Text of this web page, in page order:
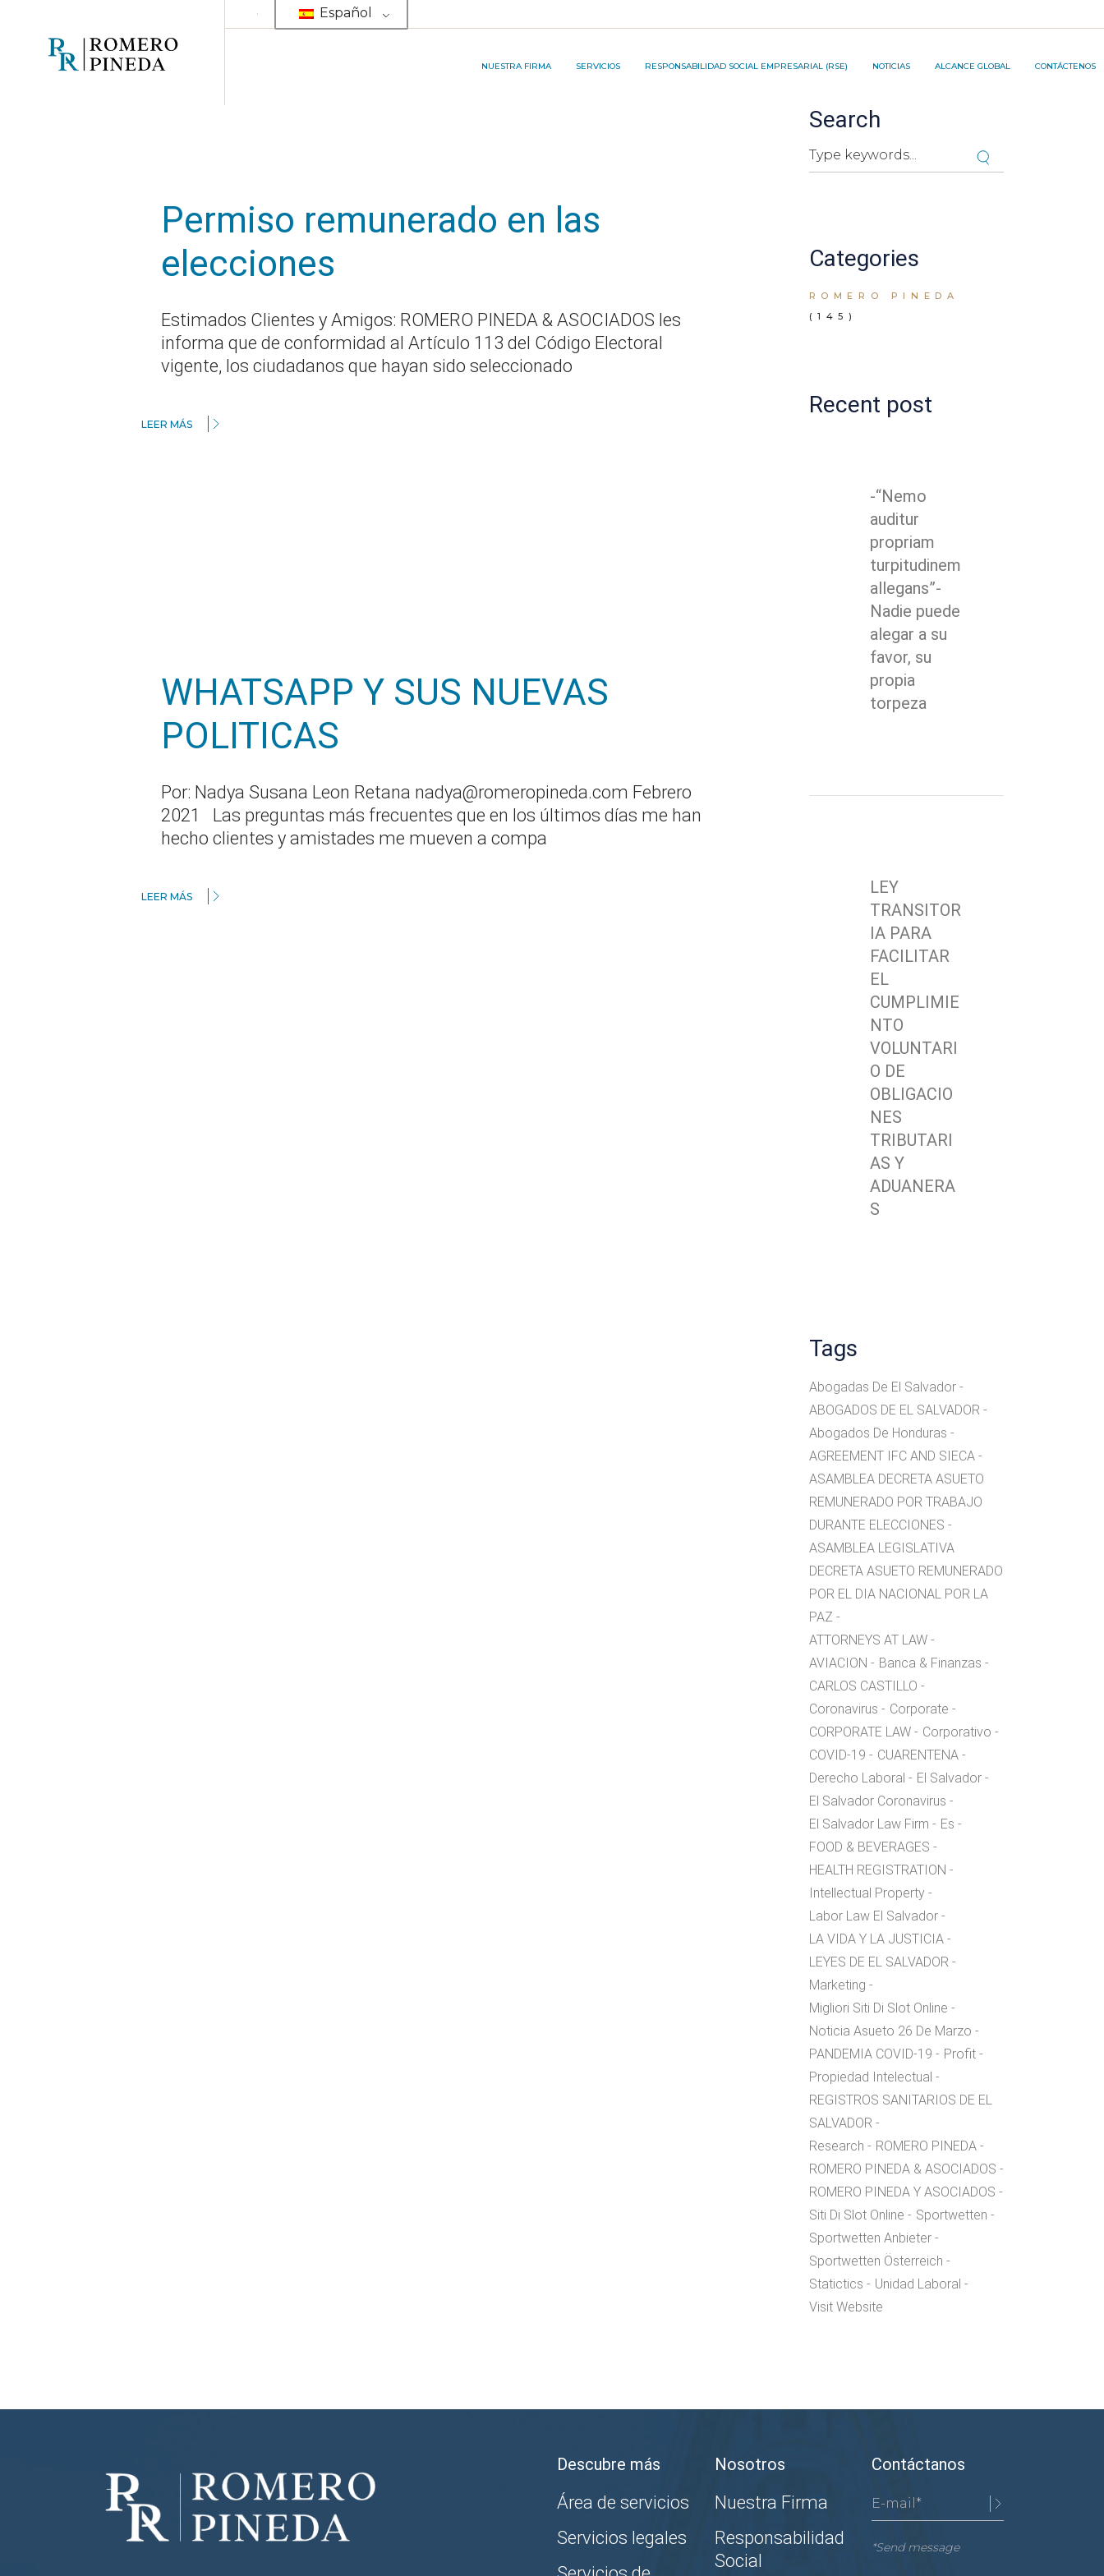
Español
NUESTRA FIRMA SERVICIOS
PROCESOS DE NEGOCIOS
RESPONSABILIDAD SOCIAL EMPRESARIAL (RSE) NOTICIAS ALCANCE GLOBAL CONTÁCTENOS
NUESTRO EQUIPOÁREA DE SERVICIOSRP&A INNOVATION PROJECT ®️
Permiso remunerado en las
elecciones
Estimados Clientes y Amigos: ROMERO PINEDA & ASOCIADOS les
informa que de conformidad al Artículo 113 del Código Electoral
vigente, los ciudadanos que hayan sido seleccionado
LEER MÁS
WHATSAPP Y SUS NUEVAS
POLITICAS
Por: Nadya Susana Leon Retana nadya@romeropineda.com Febrero
2021 Las preguntas más frecuentes que en los últimos días me han
hecho clientes y amistades me mueven a compa
LEER MÁS
Search
Search
Categories
ROMERO PINEDA
(145)
Recent post
-“Nemo
auditur
propriam
turpitudinem
allegans”-
Nadie puede
alegar a su
favor, su
propia
torpeza
LEY
TRANSITOR
IA PARA
FACILITAR
EL
CUMPLIMIE
NTO
VOLUNTARI
O DE
OBLIGACIO
NES
TRIBUTARI
AS Y
ADUANERA
S
Tags
Abogadas De El Salvador
ABOGADOS DE EL SALVADOR
Abogados De Honduras
AGREEMENT IFC AND SIECA
ASAMBLEA DECRETA ASUETO
REMUNERADO POR TRABAJO
DURANTE ELECCIONES
ASAMBLEA LEGISLATIVA
DECRETA ASUETO REMUNERADO
POR EL DIA NACIONAL POR LA
PAZ
ATTORNEYS AT LAW
AVIACION
Banca & Finanzas
CARLOS CASTILLO
Coronavirus
Corporate
CORPORATE LAW
Corporativo
COVID-19
CUARENTENA
Derecho Laboral
El Salvador
El Salvador Coronavirus
El Salvador Law Firm
Es
FOOD & BEVERAGES
HEALTH REGISTRATION
Intellectual Property
Labor Law El Salvador
LA VIDA Y LA JUSTICIA
LEYES DE EL SALVADOR
Marketing
Migliori Siti Di Slot Online
Noticia Asueto 26 De Marzo
PANDEMIA COVID-19
Profit
Propiedad Intelectual
REGISTROS SANITARIOS DE EL
SALVADOR
Research
ROMERO PINEDA
ROMERO PINEDA & ASOCIADOS
ROMERO PINEDA Y ASOCIADOS
Siti Di Slot Online
Sportwetten
Sportwetten Anbieter
Sportwetten Österreich
Statictics
Unidad Laboral
Visit Website
Descubre más
Área de servicios
Servicios legales
Nosotros
Nuestra Firma
Responsabilidad
Social
Contáctanos
*Send message